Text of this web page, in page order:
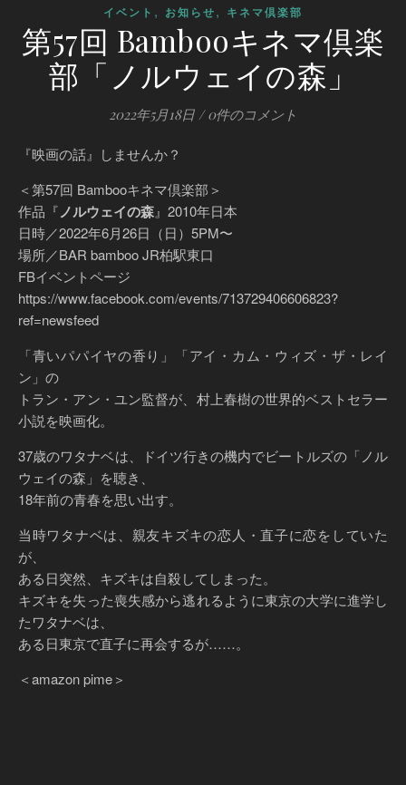
イベント , お知らせ, キネマ倶楽部
第57回 Bambooキネマ倶楽
部「ノルウェイの森」
2022年5月18日 / 0件のコメント
『映画の話』しませんか？
＜第57回 Bambooキネマ倶楽部＞
作品『ノルウェイの森』2010年日本
日時／2022年6月26日（日）5PM〜
場所／BAR bamboo JR柏駅東口
FBイベントページ
https://www.facebook.com/events/713729406606823?
ref=newsfeed
「青いパパイヤの香り」「アイ・カム・ウィズ・ザ・レイ
ン」の
トラン・アン・ユン監督が、村上春樹の世界的ベストセラー
小説を映画化。
37歳のワタナベは、ドイツ行きの機内でビートルズの「ノル
ウェイの森」を聴き、
18年前の青春を思い出す。
当時ワタナベは、親友キズキの恋人・直子に恋をしていた
が、
ある日突然、キズキは自殺してしまった。
キズキを失った喪失感から逃れるように東京の大学に進学し
たワタナベは、
ある日東京で直子に再会するが……。
＜amazon pime＞